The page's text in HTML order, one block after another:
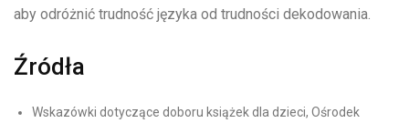
aby odróżnić trudność języka od trudności dekodowania.
Źródła
Wskazówki dotyczące doboru książek dla dzieci, Ośrodek